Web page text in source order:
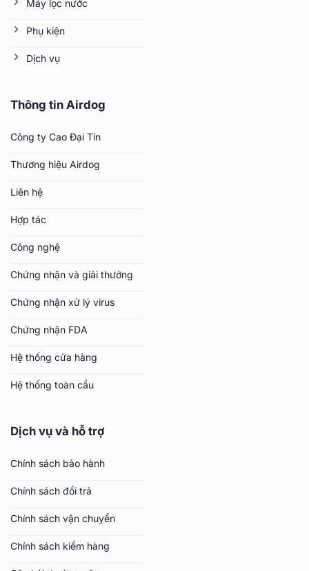
Máy lọc nước
Phụ kiện
Dịch vụ
Thông tin Airdog
Công ty Cao Đại Tín
Thương hiệu Airdog
Liên hệ
Hợp tác
Công nghệ
Chứng nhận và giải thưởng
Chứng nhận xử lý virus
Chứng nhận FDA
Hệ thống cửa hàng
Hệ thống toàn cầu
Dịch vụ và hỗ trợ
Chính sách bảo hành
Chính sách đổi trả
Chính sách vận chuyển
Chính sách kiểm hàng